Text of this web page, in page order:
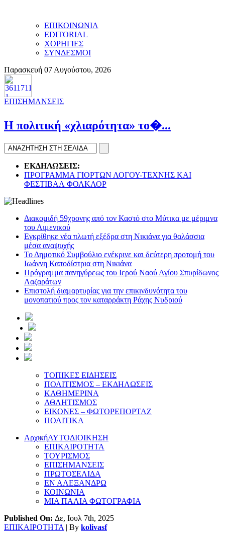
ΕΠΙΚΟΙΝΩΝΙΑ
EDITORIAL
ΧΟΡΗΓΙΕΣ
ΣΥΝΔΕΣΜΟΙ
Παρασκευή 07 Αυγούστου, 2026
ΕΠΙΣΗΜΑΝΣΕΙΣ
H πολιτική «χλιαρότητα» το�...
ΕΚΔΗΛΩΣΕΙΣ:
ΠΡΟΓΡΑΜΜΑ ΓΙΟΡΤΩΝ ΛΟΓΟΥ-ΤΕΧΝΗΣ ΚΑΙ
ΦΕΣΤΙΒΑΛ ΦΟΛΚΛΟΡ
Διακομιδή 59χρονης από τον Καστό στο Μύτικα με μέριμνα
του Λιμενικού
Εγκρίθηκε νέα πλωτή εξέδρα στη Νικιάνα για θαλάσσια
μέσα αναψυχής
Το Δημοτικό Συμβούλιο ενέκρινε και δεύτερη προτομή του
Ιωάννη Καποδίστρια στη Νικιάνα
Πρόγραμμα πανηγύρεως του Ιερού Ναού Αγίου Σπυρίδωνος
Λαζαράτων
Επιστολή διαμαρτυρίας για την επικινδυνότητα του
μονοπατιού προς τον καταρράκτη Ράχης Νυδριού
ΤΟΠΙΚΕΣ ΕΙΔΗΣΕΙΣ
ΠΟΛΙΤΙΣΜΟΣ – ΕΚΔΗΛΩΣΕΙΣ
ΚΑΘΗΜΕΡΙΝΑ
ΑΘΛΗΤΙΣΜΟΣ
ΕΙΚΟΝΕΣ – ΦΩΤΟΡΕΠΟΡΤΑΖ
ΠΟΛΙΤΙΚΑ
ΑρχικήΑΥΤΟΔΙΟΙΚΗΣΗ
ΕΠΙΚΑΙΡΟΤΗΤΑ
ΤΟΥΡΙΣΜΟΣ
ΕΠΙΣΗΜΑΝΣΕΙΣ
ΠΡΩΤΟΣΕΛΙΔΑ
ΕΝ ΑΛΕΞΑΝΔΡΩ
ΚΟΙΝΩΝΙΑ
ΜΙΑ ΠΑΛΙΑ ΦΩΤΟΓΡΑΦΙΑ
Published On: Δε, Ιουλ 7th, 2025
ΕΠΙΚΑΙΡΟΤΗΤΑ | By kolivasf